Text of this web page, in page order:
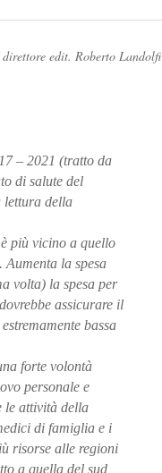
direttore edit. Roberto Landolfi
– 2021 (tratto da
di salute del
lettura della
più vicino a quello
la spesa
volta) la spesa per
assicurare il
bassa
forte volontà
personale e
le attività della
di famiglia e i
risorse alle regioni
a quella del sud